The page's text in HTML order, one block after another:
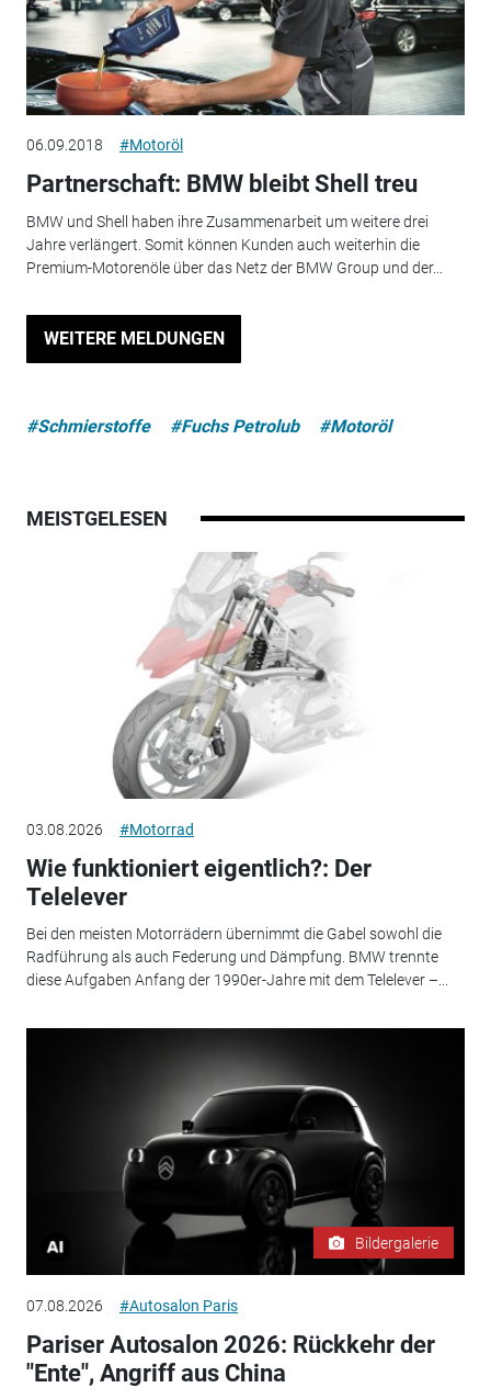
06.09.2018 #Motoröl
Partnerschaft: BMW bleibt Shell treu
BMW und Shell haben ihre Zusammenarbeit um weitere drei
Jahre verlängert. Somit können Kunden auch weiterhin die
Premium-Motorenöle über das Netz der BMW Group und der...
WEITERE MELDUNGEN
#Schmierstoffe #Fuchs Petrolub #Motoröl
MEISTGELESEN
03.08.2026 #Motorrad
Wie funktioniert eigentlich?: Der
Telelever
Bei den meisten Motorrädern übernimmt die Gabel sowohl die
Radführung als auch Federung und Dämpfung. BMW trennte
diese Aufgaben Anfang der 1990er-Jahre mit dem Telelever –...
Bildergalerie
07.08.2026 #Autosalon Paris
Pariser Autosalon 2026: Rückkehr der
"Ente", Angriff aus China